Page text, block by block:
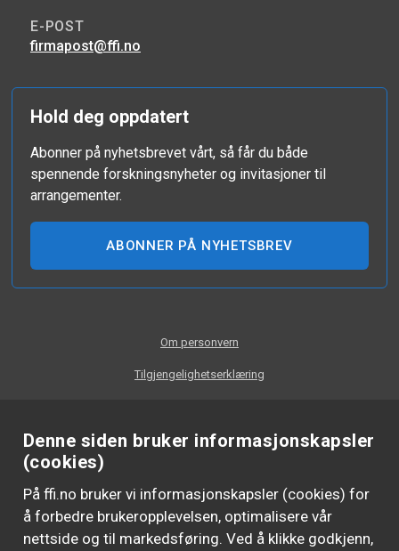
Denne siden bruker informasjonskapsler
(cookies)
På ffi.no bruker vi informasjonskapsler (cookies) for
å forbedre brukeropplevelsen, optimalisere vår
nettside og til markedsføring. Ved å klikke godkjenn,
E-POST
firmapost@ffi.no
Hold deg oppdatert
Abonner på nyhetsbrevet vårt, så får du både
spennende forskningsnyheter og invitasjoner til
arrangementer.
ABONNER PÅ NYHETSBREV
Om personvern
Tilgjengelighetserklæring